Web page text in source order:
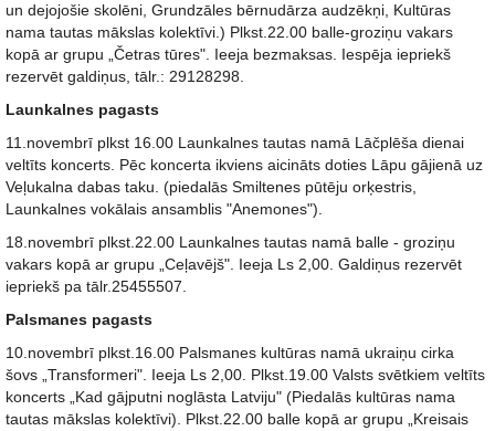
un dejojošie skolēni, Grundzāles bērnudārza audzēkņi, Kultūras
nama tautas mākslas kolektīvi.) Plkst.22.00 balle-groziņu vakars
kopā ar grupu „Četras tūres". Ieeja bezmaksas. Iespēja iepriekš
rezervēt galdiņus, tālr.: 29128298.
Launkalnes pagasts
11.novembrī plkst 16.00 Launkalnes tautas namā Lāčplēša dienai
veltīts koncerts. Pēc koncerta ikviens aicināts doties Lāpu gājienā uz
Veļukalna dabas taku. (piedalās Smiltenes pūtēju orķestris,
Launkalnes vokālais ansamblis "Anemones").
18.novembrī plkst.22.00 Launkalnes tautas namā balle - groziņu
vakars kopā ar grupu „Ceļavējš". Ieeja Ls 2,00. Galdiņus rezervēt
iepriekš pa tālr.25455507.
Palsmanes pagasts
10.novembrī plkst.16.00 Palsmanes kultūras namā ukraiņu cirka
šovs „Transformeri". Ieeja Ls 2,00. Plkst.19.00 Valsts svētkiem veltīts
koncerts „Kad gājputni noglāsta Latviju" (Piedalās kultūras nama
tautas mākslas kolektīvi). Plkst.22.00 balle kopā ar grupu „Kreisais